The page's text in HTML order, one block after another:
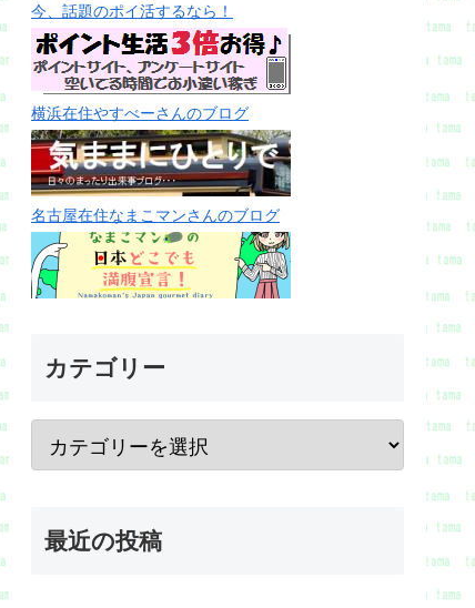
今、話題のポイ活するなら！
横浜在住やすべーさんのブログ
名古屋在住なまこマンさんのブログ
カテゴリー
最近の投稿